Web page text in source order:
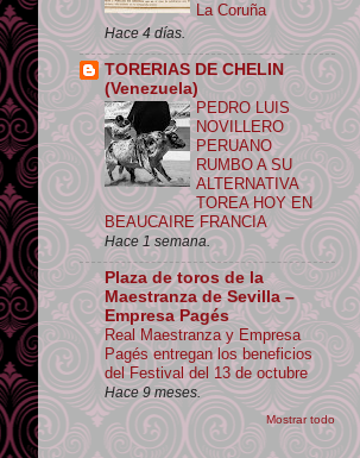
La Coruña
Hace 4 días.
TORERIAS DE CHELIN
(Venezuela)
PEDRO LUIS
NOVILLERO
PERUANO
RUMBO A SU
ALTERNATIVA
TOREA HOY EN
BEAUCAIRE FRANCIA
Hace 1 semana.
Plaza de toros de la
Maestranza de Sevilla –
Empresa Pagés
Real Maestranza y Empresa
Pagés entregan los beneficios
del Festival del 13 de octubre
Hace 9 meses.
Mostrar todo